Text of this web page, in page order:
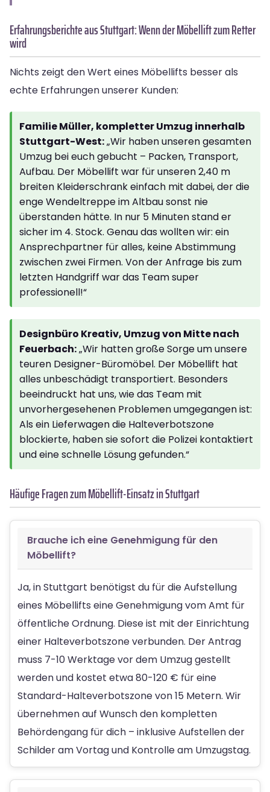
Erfahrungsberichte aus Stuttgart: Wenn der Möbellift zum Retter
wird
Nichts zeigt den Wert eines Möbellifts besser als
echte Erfahrungen unserer Kunden:
Familie Müller, kompletter Umzug innerhalb
Stuttgart-West:„Wir haben unseren gesamten
Umzug bei euch gebucht – Packen, Transport,
Aufbau. Der Möbellift war für unseren 2,40 m
breiten Kleiderschrank einfach mit dabei, der die
enge Wendeltreppe im Altbau sonst nie
überstanden hätte. In nur 5 Minuten stand er
sicher im 4. Stock. Genau das wollten wir: ein
Ansprechpartner für alles, keine Abstimmung
zwischen zwei Firmen. Von der Anfrage bis zum
letzten Handgriff war das Team super
professionell!“
Designbüro Kreativ, Umzug von Mitte nach
Feuerbach:„Wir hatten große Sorge um unsere
teuren Designer-Büromöbel. Der Möbellift hat
alles unbeschädigt transportiert. Besonders
beeindruckt hat uns, wie das Team mit
unvorhergesehenen Problemen umgegangen ist:
Als ein Lieferwagen die Halteverbotszone
blockierte, haben sie sofort die Polizei kontaktiert
und eine schnelle Lösung gefunden.“
Häufige Fragen zum Möbellift-Einsatz in Stuttgart
Brauche ich eine Genehmigung für den
Möbellift?
Ja, in Stuttgart benötigst du für die Aufstellung
eines Möbellifts eine Genehmigung vom Amt für
öffentliche Ordnung. Diese ist mit der Einrichtung
einer Halteverbotszone verbunden. Der Antrag
muss 7-10 Werktage vor dem Umzug gestellt
werden und kostet etwa 80-120 € für eine
Standard-Halteverbotszone von 15 Metern. Wir
übernehmen auf Wunsch den kompletten
Behördengang für dich – inklusive Aufstellen der
Schilder am Vortag und Kontrolle am Umzugstag.